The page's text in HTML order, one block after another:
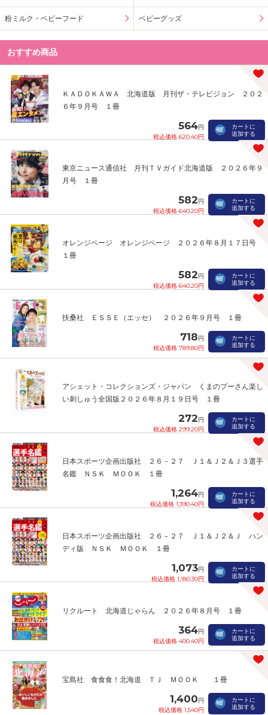
粉ミルク・ベビーフード ベビーグッズ
おすすめ商品
ＫＡＤＯＫＡＷＡ 北海道版 月刊ザ・テレビジョン ２０２
６年９月号 １冊
564円
税込価格 620.40円
カートに
追加する
東京ニュース通信社 月刊ＴＶガイド北海道版 ２０２６年９
月号 １冊
582円
税込価格 640.20円
カートに
追加する
オレンジページ オレンジページ ２０２６年８月１７日号
１冊
582円
税込価格 640.20円
カートに
追加する
扶桑社 ＥＳＳＥ（エッセ） ２０２６年９月号 １冊
718円
税込価格 789.80円
カートに
追加する
アシェット・コレクションズ・ジャパン くまのプーさん楽し
い刺しゅう全国版２０２６年８月１９日号 １冊
272円
税込価格 299.20円
カートに
追加する
日本スポーツ企画出版社 ２６－２７ Ｊ１＆Ｊ２＆Ｊ３選手
名鑑 ＮＳＫ ＭＯＯＫ １冊
1,264円
税込価格 1,390.40円
カートに
追加する
日本スポーツ企画出版社 ２６－２７ Ｊ１＆Ｊ２＆Ｊ ハン
ディ版 ＮＳＫ ＭＯＯＫ １冊
1,073円
税込価格 1,180.30円
カートに
追加する
リクルート 北海道じゃらん ２０２６年８月号 １冊
364円
税込価格 400.40円
カートに
追加する
宝島社 食食食！北海道 ＴＪ ＭＯＯＫ １冊
1,400円
税込価格 1,540円
カートに
追加する